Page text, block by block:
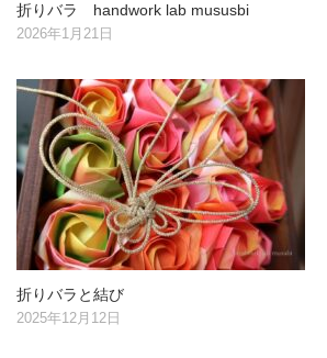
折りバラ handwork lab mususbi
2026年1月21日
折りバラと結び
2025年12月12日